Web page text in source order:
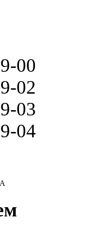
00
02
03
04